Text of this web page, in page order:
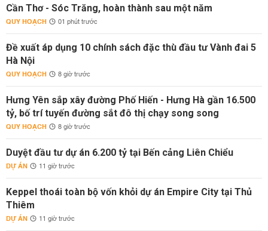
Cần Thơ - Sóc Trăng, hoàn thành sau một năm
QUY HOẠCH 01 phút trước
Đề xuất áp dụng 10 chính sách đặc thù đầu tư Vành đai 5
Hà Nội
QUY HOẠCH 8 giờ trước
Hưng Yên sắp xây đường Phố Hiến - Hưng Hà gần 16.500
tỷ, bố trí tuyến đường sắt đô thị chạy song song
QUY HOẠCH 8 giờ trước
Duyệt đầu tư dự án 6.200 tỷ tại Bến cảng Liên Chiểu
DỰ ÁN 11 giờ trước
Keppel thoái toàn bộ vốn khỏi dự án Empire City tại Thủ
Thiêm
DỰ ÁN 11 giờ trước